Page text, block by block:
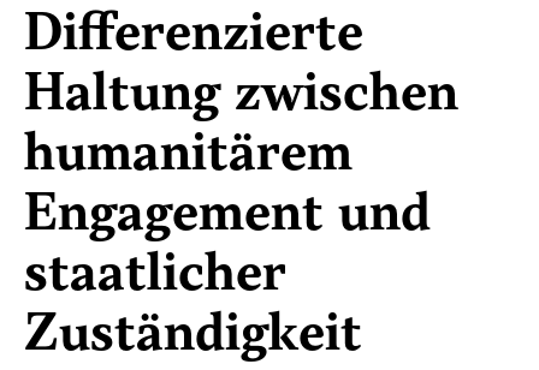
Differenzierte
Haltung zwischen
humanitärem
Engagement und
staatlicher
Zuständigkeit